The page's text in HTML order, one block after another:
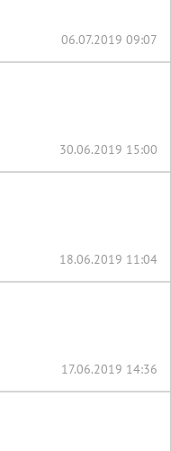
06.07.2019 09:07
30.06.2019 15:00
18.06.2019 11:04
17.06.2019 14:36